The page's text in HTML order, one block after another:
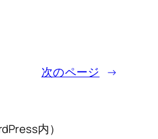
次のページ →
内）